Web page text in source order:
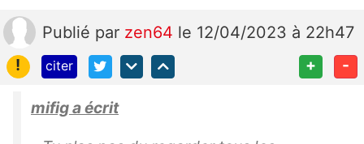
Publié par zen64 le 12/04/2023 à 22h47
!
citer + -
mifig a écrit